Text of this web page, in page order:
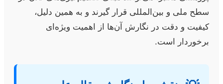
سطح ملی و بین‌المللی قرار گیرند و به همین دلیل،
کیفیت و دقت در نگارش آن‌ها از اهمیت ویژه‌ای
برخوردار است.